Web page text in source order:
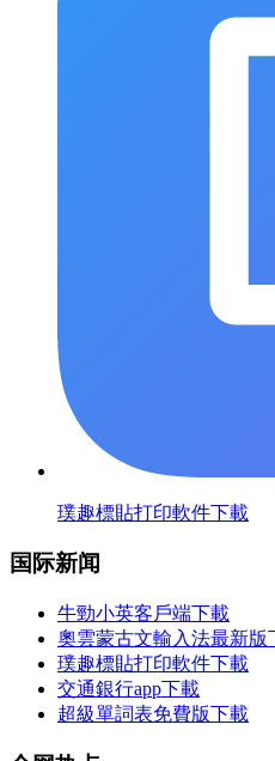
璞趣標貼打印軟件下載
国际新闻
牛勁小英客戶端下載
奧雲蒙古文輸入法最新版
璞趣標貼打印軟件下載
交通銀行app下載
超級單詞表免費版下載